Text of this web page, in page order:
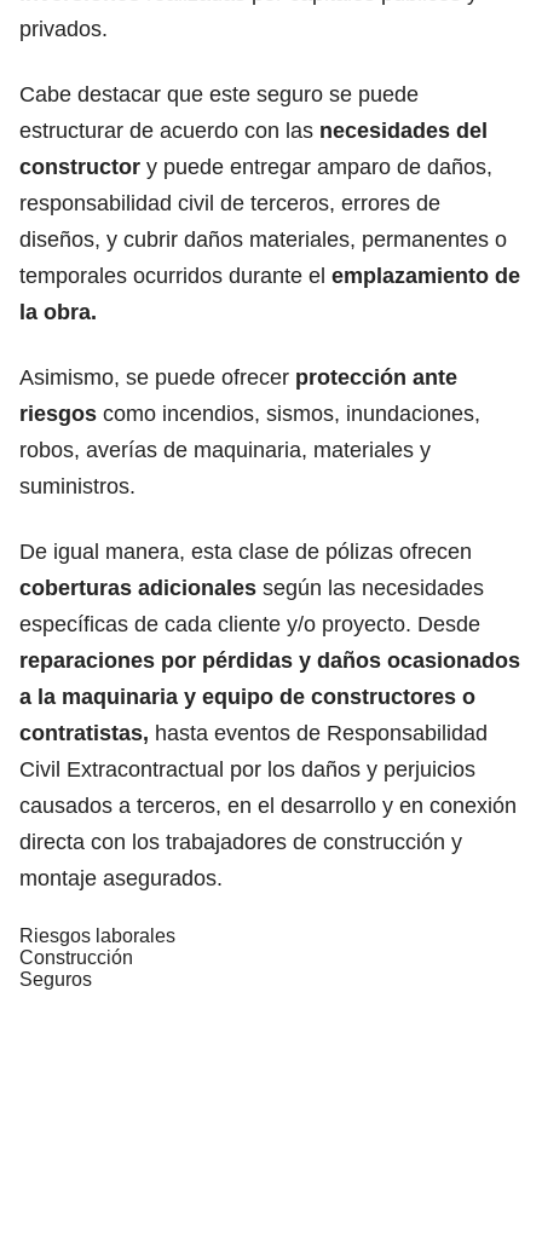
privados.
Cabe destacar que este seguro se puede
estructurar de acuerdo con las necesidades del
constructor y puede entregar amparo de daños,
responsabilidad civil de terceros, errores de
diseños, y cubrir daños materiales, permanentes o
temporales ocurridos durante el emplazamiento de
la obra.
Asimismo, se puede ofrecer protección ante
riesgos como incendios, sismos, inundaciones,
robos, averías de maquinaria, materiales y
suministros.
De igual manera, esta clase de pólizas ofrecen
coberturas adicionales según las necesidades
específicas de cada cliente y/o proyecto. Desde
reparaciones por pérdidas y daños ocasionados
a la maquinaria y equipo de constructores o
contratistas, hasta eventos de Responsabilidad
Civil Extracontractual por los daños y perjuicios
causados a terceros, en el desarrollo y en conexión
directa con los trabajadores de construcción y
montaje asegurados.
Riesgos laborales
Construcción
Seguros